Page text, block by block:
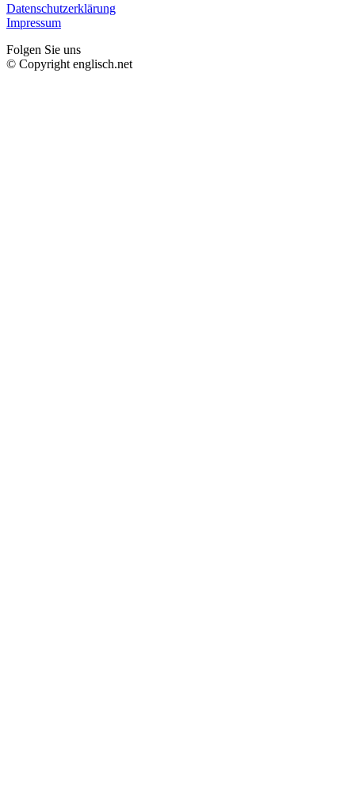
Datenschutzerklärung
Impressum
Folgen Sie uns
© Copyright englisch.net